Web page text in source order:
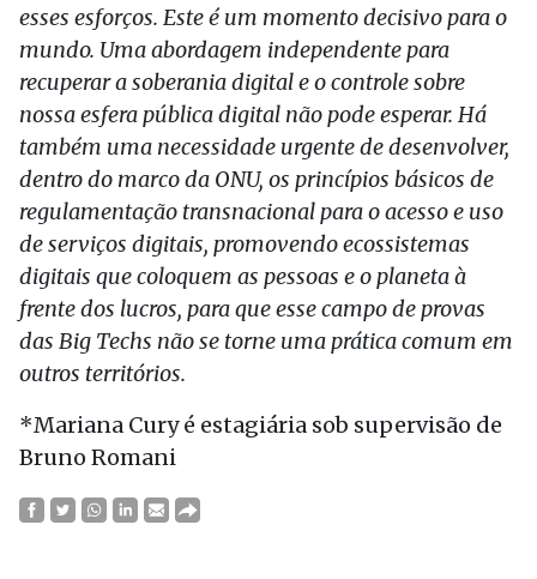
esses esforços. Este é um momento decisivo para o
mundo. Uma abordagem independente para
recuperar a soberania digital e o controle sobre
nossa esfera pública digital não pode esperar. Há
também uma necessidade urgente de desenvolver,
dentro do marco da ONU, os princípios básicos de
regulamentação transnacional para o acesso e uso
de serviços digitais, promovendo ecossistemas
digitais que coloquem as pessoas e o planeta à
frente dos lucros, para que esse campo de provas
das Big Techs não se torne uma prática comum em
outros territórios.
*Mariana Cury é estagiária sob supervisão de
Bruno Romani